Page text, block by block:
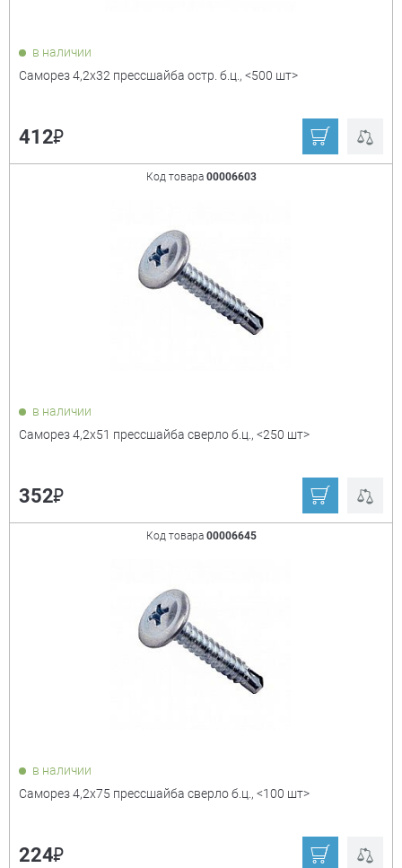
в наличии
Саморез 4,2х32 прессшайба остр. б.ц., <500 шт>
412₽
Код товара 00006603
в наличии
Саморез 4,2х51 прессшайба сверло б.ц., <250 шт>
352₽
Код товара 00006645
в наличии
Саморез 4,2х75 прессшайба сверло б.ц., <100 шт>
224₽